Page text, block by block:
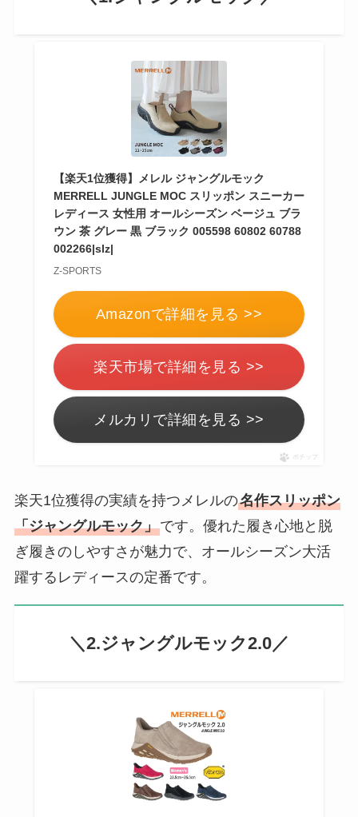
【楽天1位獲得】メレル ジャングルモック
MERRELL JUNGLE MOC スリッポン スニーカー
レディース 女性用 オールシーズン ベージュ ブラ
ウン 茶 グレー 黒 ブラック 005598 60802 60788
002266|slz|
Z-SPORTS
Amazonで詳細を見る >>
楽天市場で詳細を見る >>
メルカリで詳細を見る >>
ポチップ
楽天1位獲得の実績を持つメレルの名作スリッポン
「ジャングルモック」です。優れた履き心地と脱
ぎ履きのしやすさが魅力で、オールシーズン大活
躍するレディースの定番です。
＼2.ジャングルモック2.0／